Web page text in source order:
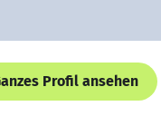
Profil ansehen